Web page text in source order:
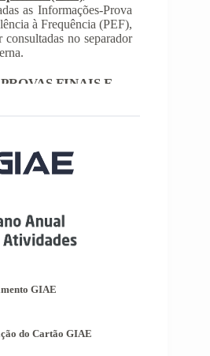
À
Norma 1 do JNE – Júri
ficaram definidos os
à frequência, para
36º da Portaria nº 223-
são afixadas hoje, dia
Provas de
(PEF)
consultadas no separador
GIAE
do Cartão GIAE